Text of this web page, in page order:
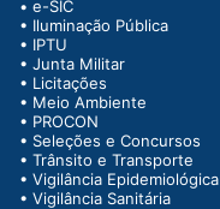
• e-SIC
• Iluminação Pública
• IPTU
• Junta Militar
• Licitações
• Meio Ambiente
• PROCON
• Seleções e Concursos
• Trânsito e Transporte
• Vigilância Epidemiológica
• Vigilância Sanitária